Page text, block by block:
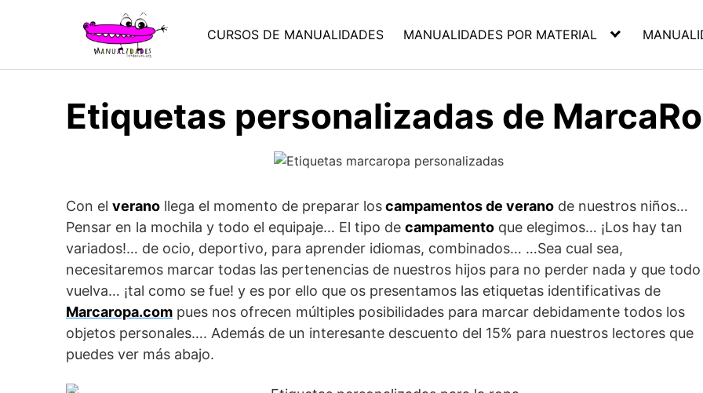
CURSOS DE MANUALIDADES MANUALIDADES POR MATERIAL
Etiquetas personalizadas de
Con el verano llega el momento de preparar loscampamentos de verano de nuestros niños…
Pensar en la mochila y todo el equipaje… El tipo de campamento que elegimos… ¡Los hay tan
variados!… de ocio, deportivo, para aprender idiomas, combinados… …Sea cual sea,
necesitaremos marcar todas las pertenencias de nuestros hijos para no perder nada y que todo
vuelva… ¡tal como se fue! y es por ello que os presentamos las etiquetas identificativas de
Marcaropa.com pues nos ofrecen múltiples posibilidades para marcar debidamente todos los
objetos personales…. Además de un interesante descuento del 15% para nuestros lectores que
puedes ver más abajo.